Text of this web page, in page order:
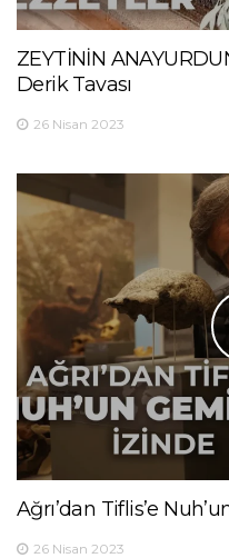
ZEYTİNİN
Derik Tavası
26 Nisan 2023
Ağrı’dan Tiflis’e
26 Nisan 2023